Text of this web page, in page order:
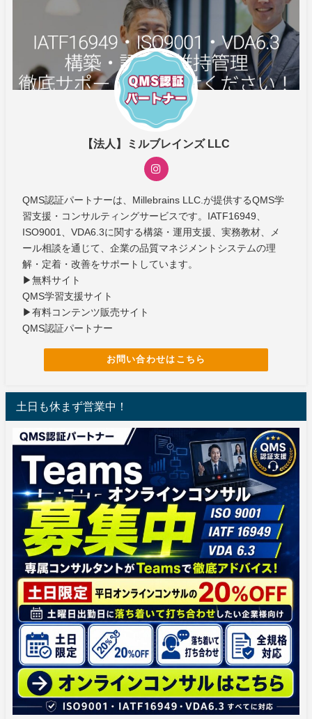
【法人】ミルブレインズ LLC
QMS認証パートナーは、Millebrains LLC.が提供するQMS学
習支援・コンサルティングサービスです。IATF16949、
ISO9001、VDA6.3に関する構築・運用支援、実務教材、メ
ール相談を通じて、企業の品質マネジメントシステムの理
解・定着・改善をサポートしています。
▶無料サイト
QMS学習支援サイト
▶有料コンテンツ販売サイト
QMS認証パートナー
お問い合わせはこちら
土日も休まず営業中！